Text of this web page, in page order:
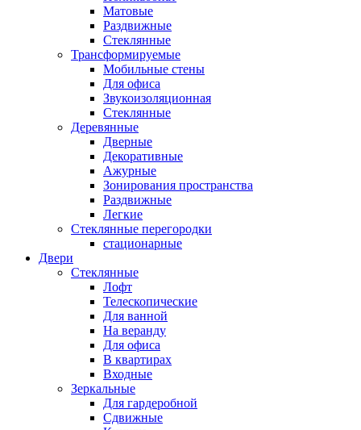
Матовые
Раздвижные
Стеклянные
Трансформируемые
Мобильные стены
Для офиса
Звукоизоляционная
Стеклянные
Деревянные
Дверные
Декоративные
Ажурные
Зонирования пространства
Раздвижные
Легкие
Стеклянные перегородки
стационарные
Двери
Стеклянные
Лофт
Телескопические
Для ванной
На веранду
Для офиса
В квартирах
Входные
Зеркальные
Для гардеробной
Сдвижные